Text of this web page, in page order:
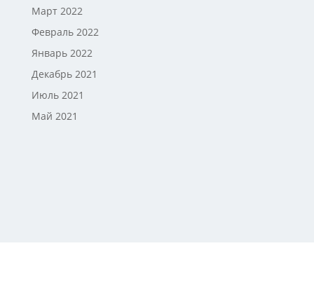
Март 2022
Февраль 2022
Январь 2022
Декабрь 2021
Июль 2021
Май 2021